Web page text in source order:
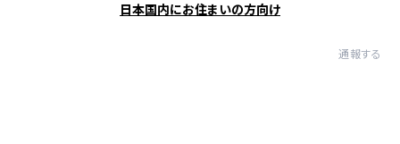
日本国内にお住まいの方向け
通報する